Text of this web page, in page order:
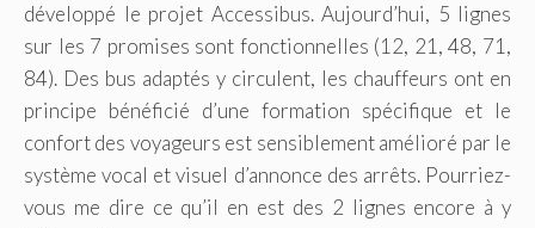
développé le projet Accessibus. Aujourd’hui, 5 lignes
sur les 7 promises sont fonctionnelles (12, 21, 48, 71,
84). Des bus adaptés y circulent, les chauffeurs ont en
principe bénéficié d’une formation spécifique et le
confort des voyageurs est sensiblement amélioré par le
système vocal et visuel d’annonce des arrêts. Pourriez-
vous me dire ce qu’il en est des 2 lignes encore à y